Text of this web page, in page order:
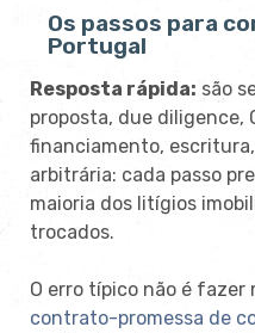
Os passos para
Portugal
Resposta rápida: são
proposta, due diligence,
financiamento,
arbitrária: cada passo
maioria dos litígios
trocados.
O erro típico não é fazer
contrato-promessa de